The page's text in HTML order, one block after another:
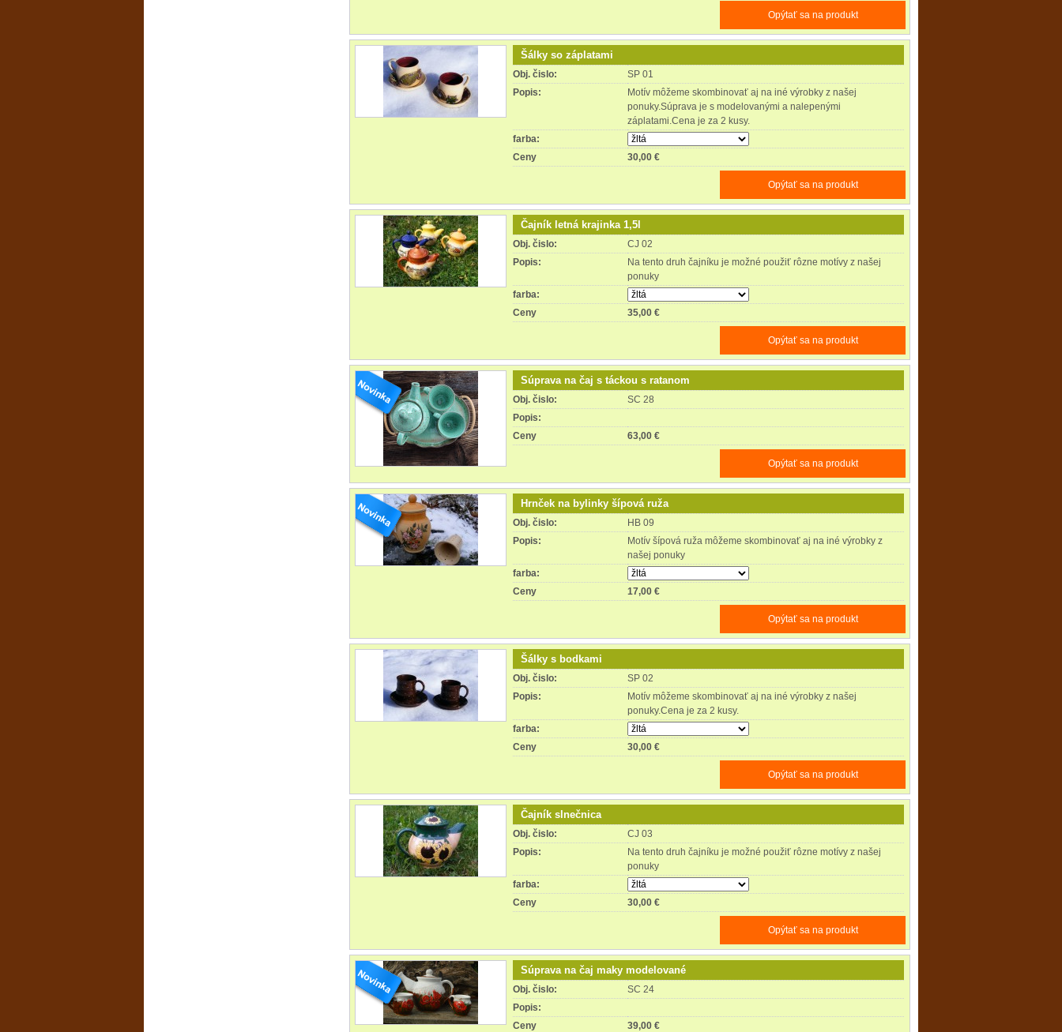
Opýtať sa na produkt
Šálky so záplatami
Obj. čislo:
SP 01
Popis:
Motív môžeme skombinovať aj na iné výrobky z našej
ponuky.Súprava je s modelovanými a nalepenými
záplatami.Cena je za 2 kusy.
farba:
Ceny
30,00 €
Opýtať sa na produkt
Čajník letná krajinka 1,5l
Obj. čislo:
CJ 02
Popis:
Na tento druh čajníku je možné použiť rôzne motívy z našej
ponuky
farba:
Ceny
35,00 €
Opýtať sa na produkt
Súprava na čaj s táckou s ratanom
Obj. čislo:
SC 28
Popis:
Ceny
63,00 €
Opýtať sa na produkt
Hrnček na bylinky šípová ruža
Obj. čislo:
HB 09
Popis:
Motív šípová ruža môžeme skombinovať aj na iné výrobky z
našej ponuky
farba:
Ceny
17,00 €
Opýtať sa na produkt
Šálky s bodkami
Obj. čislo:
SP 02
Popis:
Motív môžeme skombinovať aj na iné výrobky z našej
ponuky.Cena je za 2 kusy.
farba:
Ceny
30,00 €
Opýtať sa na produkt
Čajník slnečnica
Obj. čislo:
CJ 03
Popis:
Na tento druh čajníku je možné použiť rôzne motívy z našej
ponuky
farba:
Ceny
30,00 €
Opýtať sa na produkt
Súprava na čaj maky modelované
Obj. čislo:
SC 24
Popis:
Ceny
39,00 €